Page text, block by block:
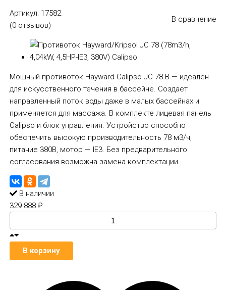
Артикул: 17582
(0 отзывов)
В сравнение
Мощный противоток Hayward Calipso JC 78.B — идеален
для искусственного течения в бассейне. Создает
направленный поток воды даже в малых бассейнах и
применяется для массажа. В комплекте лицевая панель
Calipso и блок управления. Устройство способно
обеспечить высокую производительность 78 м3/ч,
питание 380В, мотор — IE3. Без предварительного
согласования возможна замена комплектации.
В наличии
329 888 ₽
В корзину